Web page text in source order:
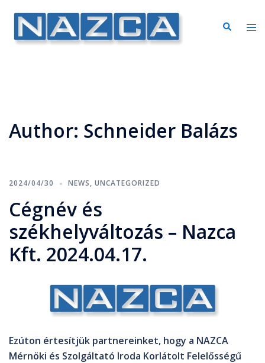
Author: Schneider Balázs
2024/04/30 NEWS, UNCATEGORIZED
Cégnév és
székhelyváltozás – Nazca
Kft. 2024.04.17.
Ezúton értesítjük partnereinket, hogy a NAZCA
Mérnöki és Szolgáltató Iroda Korlátolt Felelősségű